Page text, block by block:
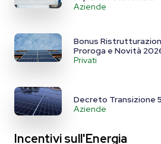
Aziende
Bonus
Proroga e Novità
Privati
Decreto Transizione
Aziende
Incentivi sull'Energia